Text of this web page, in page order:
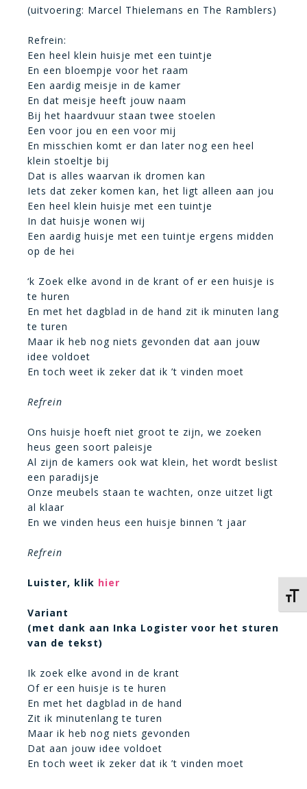
(uitvoering: Marcel Thielemans en The Ramblers)
Refrein:
Een heel klein huisje met een tuintje
En een bloempje voor het raam
Een aardig meisje in de kamer
En dat meisje heeft jouw naam
Bij het haardvuur staan twee stoelen
Een voor jou en een voor mij
En misschien komt er dan later nog een heel
klein stoeltje bij
Dat is alles waarvan ik dromen kan
Iets dat zeker komen kan, het ligt alleen aan jou
Een heel klein huisje met een tuintje
In dat huisje wonen wij
Een aardig huisje met een tuintje ergens midden
op de hei
‘k Zoek elke avond in de krant of er een huisje is
te huren
En met het dagblad in de hand zit ik minuten lang
te turen
Maar ik heb nog niets gevonden dat aan jouw
idee voldoet
En toch weet ik zeker dat ik ’t vinden moet
Refrein
Ons huisje hoeft niet groot te zijn, we zoeken
heus geen soort paleisje
Al zijn de kamers ook wat klein, het wordt beslist
een paradijsje
Onze meubels staan te wachten, onze uitzet ligt
al klaar
En we vinden heus een huisje binnen ’t jaar
Refrein
Luister, klik hier
Variant
(met dank aan Inka Logister voor het sturen
van de tekst)
Ik zoek elke avond in de krant
Of er een huisje is te huren
En met het dagblad in de hand
Zit ik minutenlang te turen
Maar ik heb nog niets gevonden
Dat aan jouw idee voldoet
En toch weet ik zeker dat ik ’t vinden moet